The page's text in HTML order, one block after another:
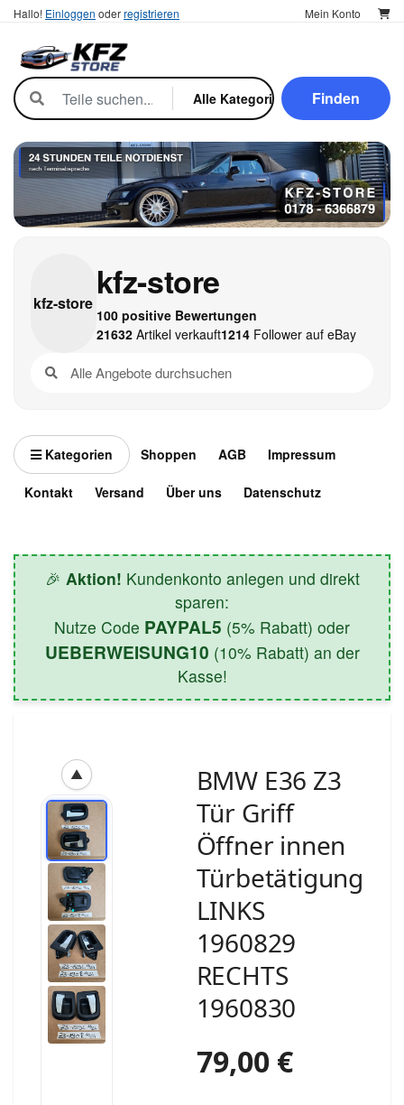
Hallo! Einloggen oderregistrieren Mein Konto
Finden
kfz-store
kfz-store
100 positive Bewertungen
21632Artikel verkauft1214Follower auf eBay
Kategorien Shoppen AGB Impressum
Kontakt Versand Über uns Datenschutz
🎉 Aktion! Kundenkonto anlegen und direkt
sparen:
Nutze Code PAYPAL5 (5% Rabatt) oder
UEBERWEISUNG10 (10% Rabatt) an der
Kasse!
▲
BMW E36 Z3
Tür Griff
Öffner innen
Türbetätigung
LINKS
1960829
RECHTS
1960830
79,00 €